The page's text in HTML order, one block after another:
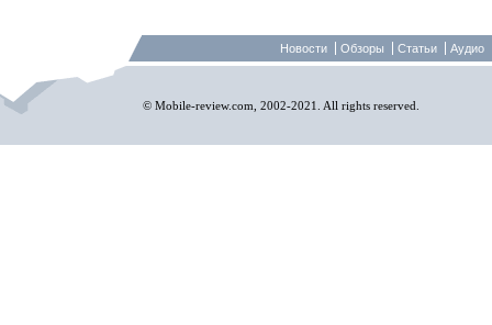
Новости Обзоры Статьи Аудио
© Mobile-review.com, 2002-2021. All rights reserved.